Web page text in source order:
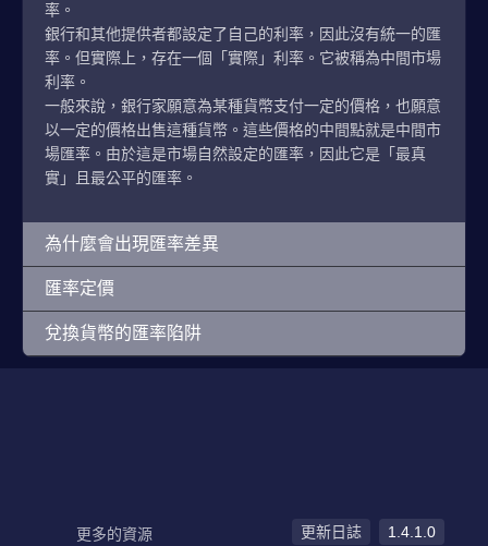
率。
銀行和其他提供者都設定了自己的利率，因此沒有統一的匯
率。但實際上，存在一個「實際」利率。它被稱為中間市場
利率。
一般來說，銀行家願意為某種貨幣支付一定的價格，也願意
以一定的價格出售這種貨幣。這些價格的中間點就是中間市
場匯率。由於這是市場自然設定的匯率，因此它是「最真
實」且最公平的匯率。
為什麼會出現匯率差異
匯率定價
兌換貨幣的匯率陷阱
更多的資源
更新日誌 1.4.1.0